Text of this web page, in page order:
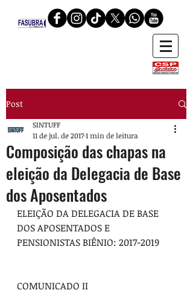
Post
Composição das chapas na
eleição da Delegacia de Base
dos Aposentados
SINTUFF
11 de jul. de 20171 min de leitura
ELEIÇÃO DA DELEGACIA DE BASE
DOS APOSENTADOS E
PENSIONISTAS BIÊNIO: 2017-2019
COMUNICADO II